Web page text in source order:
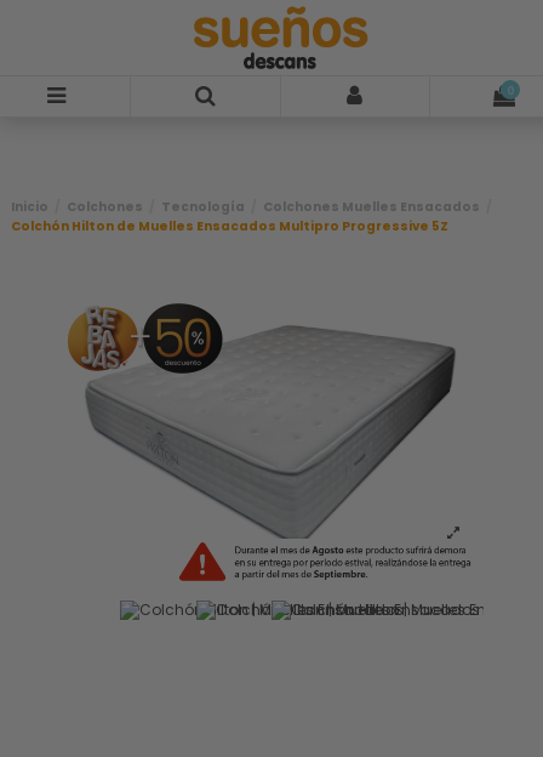
0
Inicio Colchones Tecnología
Colchones Muelles Ensacados
Colchón Hilton de Muelles Ensacados Multipro Progressive 5Z